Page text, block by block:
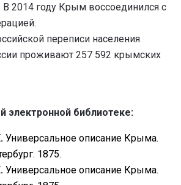
В 2014 году Крым воссоединился с
переписи населения
проживают 257 592 крымских
электронной библиотеке:
Универсальное описание Крыма.
1875.
Универсальное описание Крыма.